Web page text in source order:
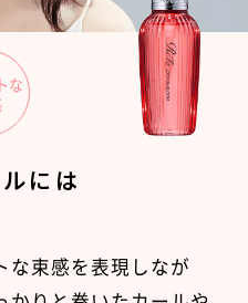
な
には
な束感を表現しなが